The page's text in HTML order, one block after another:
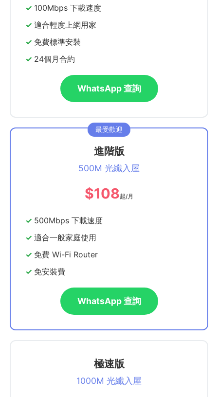
100Mbps 下載速度
適合輕度上網用家
免費標準安裝
24個月合約
WhatsApp 查詢
進階版
500M 光纖入屋
$108起/月
500Mbps 下載速度
適合一般家庭使用
免費 Wi-Fi Router
免安裝費
WhatsApp 查詢
極速版
1000M 光纖入屋